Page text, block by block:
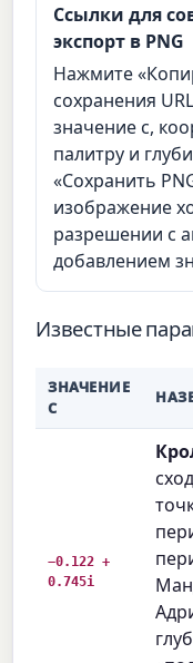
Ссылки для
экспорт в PNG
Нажмите
сохранения
значение c,
палитру и
«Сохранить
изображение
разрешении с
добавлением
Известные
ЗНАЧЕНИЕ
C
−0.122 +
0.745i